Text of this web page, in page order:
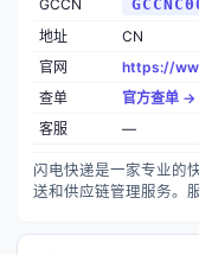
GCCN
地址
CN
官网
https://
查单
官方查单 →
客服
—
闪电快递是一家专业的
送和供应链管理服务。